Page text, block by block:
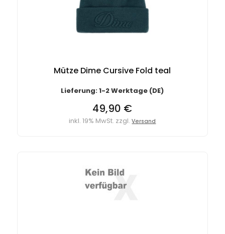
Mütze Dime Cursive Fold teal
Lieferung: 1-2 Werktage (DE)
49,90 €
inkl. 19% MwSt. zzgl.Versand